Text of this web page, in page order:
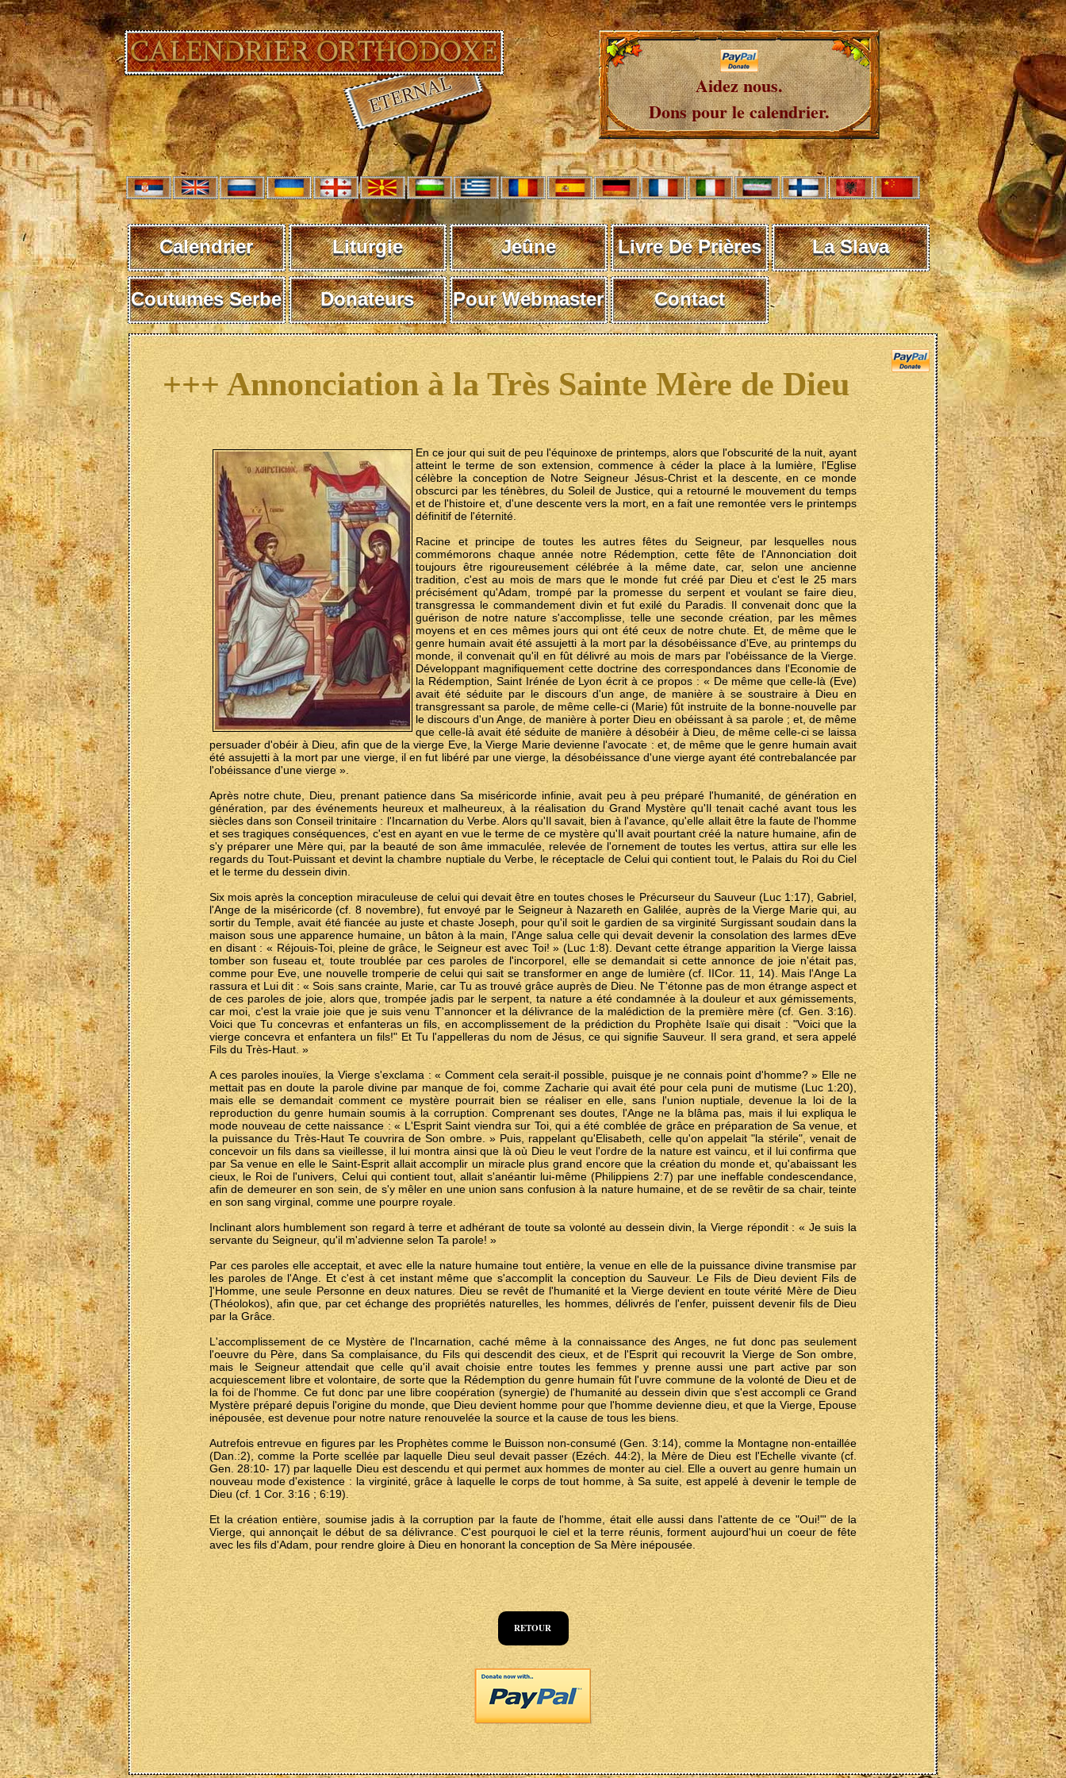
Aidez nous.
Dons pour le calendrier.
Calendrier Liturgie Jeûne Livre De Prières La Slava
Coutumes Serbe Donateurs Pour Webmaster Contact
+++ Annonciation à la Très Sainte Mère de Dieu
En ce jour qui suit de peu l'équinoxe de printemps, alors que l'obscurité de la nuit, ayant
atteint le terme de son extension, commence à céder la place à la lumière, l'Eglise
célèbre la conception de Notre Seigneur Jésus-Christ et la descente, en ce monde
obscurci par les ténèbres, du Soleil de Justice, qui a retourné le mouvement du temps
et de l'histoire et, d'une descente vers la mort, en a fait une remontée vers le printemps
définitif de l'éternité.
Racine et principe de toutes les autres fêtes du Seigneur, par lesquelles nous
commémorons chaque année notre Rédemption, cette fête de l'Annonciation doit
toujours être rigoureusement célébrée à la même date, car, selon une ancienne
tradition, c'est au mois de mars que le monde fut créé par Dieu et c'est le 25 mars
précisément qu'Adam, trompé par la promesse du serpent et voulant se faire dieu,
transgressa le commandement divin et fut exilé du Paradis. Il convenait donc que la
guérison de notre nature s'accomplisse, telle une seconde création, par les mêmes
moyens et en ces mêmes jours qui ont été ceux de notre chute. Et, de même que le
genre humain avait été assujetti à la mort par la désobéissance d'Eve, au printemps du
monde, il convenait qu'il en fût délivré au mois de mars par l'obéissance de la Vierge.
Développant magnifiquement cette doctrine des correspondances dans l'Economie de
la Rédemption, Saint Irénée de Lyon écrit à ce propos : « De même que celle-là (Eve)
avait été séduite par le discours d'un ange, de manière à se soustraire à Dieu en
transgressant sa parole, de même celle-ci (Marie) fût instruite de la bonne-nouvelle par
le discours d'un Ange, de manière à porter Dieu en obéissant à sa parole ; et, de même
que celle-là avait été séduite de manière à désobéir à Dieu, de même celle-ci se laissa
persuader d'obéir à Dieu, afin que de la vierge Eve, la Vierge Marie devienne l'avocate : et, de même que le genre humain avait
été assujetti à la mort par une vierge, il en fut libéré par une vierge, la désobéissance d'une vierge ayant été contrebalancée par
l'obéissance d'une vierge ».
Après notre chute, Dieu, prenant patience dans Sa miséricorde infinie, avait peu à peu préparé l'humanité, de génération en
génération, par des événements heureux et malheureux, à la réalisation du Grand Mystère qu'Il tenait caché avant tous les
siècles dans son Conseil trinitaire : l'Incarnation du Verbe. Alors qu'Il savait, bien à l'avance, qu'elle allait être la faute de l'homme
et ses tragiques conséquences, c'est en ayant en vue le terme de ce mystère qu'Il avait pourtant créé la nature humaine, afin de
s'y préparer une Mère qui, par la beauté de son âme immaculée, relevée de l'ornement de toutes les vertus, attira sur elle les
regards du Tout-Puissant et devint la chambre nuptiale du Verbe, le réceptacle de Celui qui contient tout, le Palais du Roi du Ciel
et le terme du dessein divin.
Six mois après la conception miraculeuse de celui qui devait être en toutes choses le Précurseur du Sauveur (Luc 1:17), Gabriel,
l'Ange de la miséricorde (cf. 8 novembre), fut envoyé par le Seigneur à Nazareth en Galilée, auprès de la Vierge Marie qui, au
sortir du Temple, avait été fiancée au juste et chaste Joseph, pour qu'il soit le gardien de sa virginité Surgissant soudain dans la
maison sous une apparence humaine, un bâton à la main, l'Ange salua celle qui devait devenir la consolation des larmes dEve
en disant : « Réjouis-Toi, pleine de grâce, le Seigneur est avec Toi! » (Luc 1:8). Devant cette étrange apparition la Vierge laissa
tomber son fuseau et, toute troublée par ces paroles de l'incorporel, elle se demandait si cette annonce de joie n'était pas,
comme pour Eve, une nouvelle tromperie de celui qui sait se transformer en ange de lumière (cf. IICor. 11, 14). Mais l'Ange La
rassura et Lui dit : « Sois sans crainte, Marie, car Tu as trouvé grâce auprès de Dieu. Ne T'étonne pas de mon étrange aspect et
de ces paroles de joie, alors que, trompée jadis par le serpent, ta nature a été condamnée à la douleur et aux gémissements,
car moi, c'est la vraie joie que je suis venu T'annoncer et la délivrance de la malédiction de la première mère (cf. Gen. 3:16).
Voici que Tu concevras et enfanteras un fils, en accomplissement de la prédiction du Prophète Isaïe qui disait : "Voici que la
vierge concevra et enfantera un fils!" Et Tu l'appelleras du nom de Jésus, ce qui signifie Sauveur. Il sera grand, et sera appelé
Fils du Très-Haut. »
A ces paroles inouïes, la Vierge s'exclama : « Comment cela serait-il possible, puisque je ne connais point d'homme? » Elle ne
mettait pas en doute la parole divine par manque de foi, comme Zacharie qui avait été pour cela puni de mutisme (Luc 1:20),
mais elle se demandait comment ce mystère pourrait bien se réaliser en elle, sans l'union nuptiale, devenue la loi de la
reproduction du genre humain soumis à la corruption. Comprenant ses doutes, l'Ange ne la blâma pas, mais il lui expliqua le
mode nouveau de cette naissance : « L'Esprit Saint viendra sur Toi, qui a été comblée de grâce en préparation de Sa venue, et
la puissance du Très-Haut Te couvrira de Son ombre. » Puis, rappelant qu'Elisabeth, celle qu'on appelait "la stérile", venait de
concevoir un fils dans sa vieillesse, il lui montra ainsi que là où Dieu le veut l'ordre de la nature est vaincu, et il lui confirma que
par Sa venue en elle le Saint-Esprit allait accomplir un miracle plus grand encore que la création du monde et, qu'abaissant les
cieux, le Roi de l'univers, Celui qui contient tout, allait s'anéantir lui-même (Philippiens 2:7) par une ineffable condescendance,
afin de demeurer en son sein, de s'y mêler en une union sans confusion à la nature humaine, et de se revêtir de sa chair, teinte
en son sang virginal, comme une pourpre royale.
Inclinant alors humblement son regard à terre et adhérant de toute sa volonté au dessein divin, la Vierge répondit : « Je suis la
servante du Seigneur, qu'il m'advienne selon Ta parole! »
Par ces paroles elle acceptait, et avec elle la nature humaine tout entière, la venue en elle de la puissance divine transmise par
les paroles de l'Ange. Et c'est à cet instant même que s'accomplit la conception du Sauveur. Le Fils de Dieu devient Fils de
]'Homme, une seule Personne en deux natures. Dieu se revêt de l'humanité et la Vierge devient en toute vérité Mère de Dieu
(Théolokos), afin que, par cet échange des propriétés naturelles, les hommes, délivrés de l'enfer, puissent devenir fils de Dieu
par la Grâce.
L'accomplissement de ce Mystère de l'Incarnation, caché même à la connaissance des Anges, ne fut donc pas seulement
l'oeuvre du Père, dans Sa complaisance, du Fils qui descendit des cieux, et de l'Esprit qui recouvrit la Vierge de Son ombre,
mais le Seigneur attendait que celle qu'il avait choisie entre toutes les femmes y prenne aussi une part active par son
acquiescement libre et volontaire, de sorte que la Rédemption du genre humain fût l'uvre commune de la volonté de Dieu et de
la foi de l'homme. Ce fut donc par une libre coopération (synergie) de l'humanité au dessein divin que s'est accompli ce Grand
Mystère préparé depuis l'origine du monde, que Dieu devient homme pour que l'homme devienne dieu, et que la Vierge, Epouse
inépousée, est devenue pour notre nature renouvelée la source et la cause de tous les biens.
Autrefois entrevue en figures par les Prophètes comme le Buisson non-consumé (Gen. 3:14), comme la Montagne non-entaillée
(Dan.:2), comme la Porte scellée par laquelle Dieu seul devait passer (Ezéch. 44:2), la Mère de Dieu est l'Echelle vivante (cf.
Gen. 28:10- 17) par laquelle Dieu est descendu et qui permet aux hommes de monter au ciel. Elle a ouvert au genre humain un
nouveau mode d'existence : la virginité, grâce à laquelle le corps de tout homme, à Sa suite, est appelé à devenir le temple de
Dieu (cf. 1 Cor. 3:16 ; 6:19).
Et la création entière, soumise jadis à la corruption par la faute de l'homme, était elle aussi dans l'attente de ce "Oui!"' de la
Vierge, qui annonçait le début de sa délivrance. C'est pourquoi le ciel et la terre réunis, forment aujourd'hui un coeur de fête
avec les fils d'Adam, pour rendre gloire à Dieu en honorant la conception de Sa Mère inépousée.
RETOUR